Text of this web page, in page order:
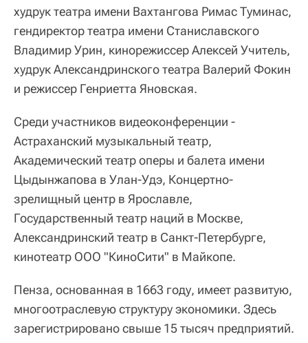
худрук театра имени Вахтангова Римас Туминас,
гендиректор театра имени Станиславского
Владимир Урин, кинорежиссер Алексей Учитель,
худрук Александринского театра Валерий Фокин
и режиссер Генриетта Яновская.
Среди участников видеоконференции -
Астраханский музыкальный театр,
Академический театр оперы и балета имени
Цыдынжапова в Улан-Удэ, Концертно-
зрелищный центр в Ярославле,
Государственный театр наций в Москве,
Александринский театр в Санкт-Петербурге,
кинотеатр ООО "КиноСити" в Майкопе.
Пенза, основанная в 1663 году, имеет развитую,
многоотраслевую структуру экономики. Здесь
зарегистрировано свыше 15 тысяч предприятий.